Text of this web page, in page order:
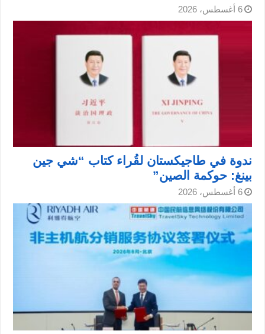
6 أغسطس، 2026
ندوة في طاجيكستان لقُراء كتاب “شي جين
بينغ: حوكمة الصين”
6 أغسطس، 2026